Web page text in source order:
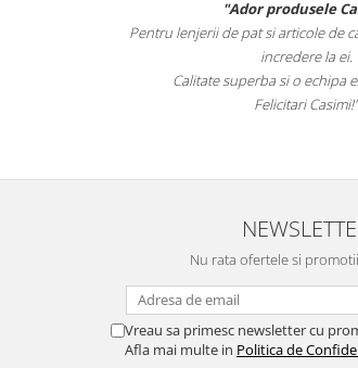
"Ador produsele
Pentru lenjerii de pat si articole de
incredere la ei.
Calitate superba si o echipa
Felicitari Casimi!"
Nu rata ofertele si
Vreau sa primesc newsletter cu
Afla mai multe in Politica de